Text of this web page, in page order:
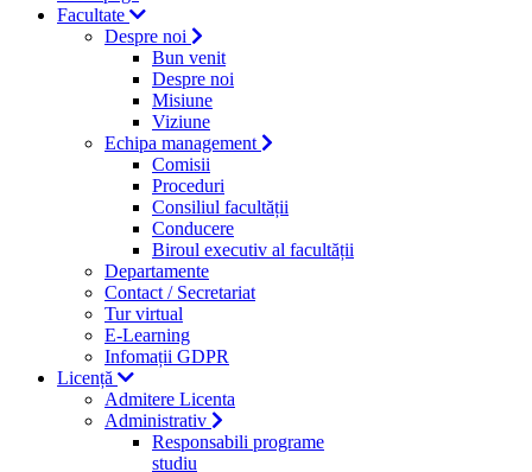
Facultate
Despre noi
Bun venit
Despre noi
Misiune
Viziune
Echipa management
Comisii
Proceduri
Consiliul facultății
Conducere
Biroul executiv al facultății
Departamente
Contact / Secretariat
Tur virtual
E-Learning
Infomații GDPR
Licență
Admitere Licenta
Administrativ
Responsabili programe
studiu